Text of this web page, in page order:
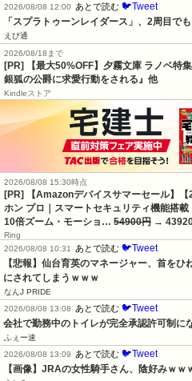
2026/08/08 12:00
あとで読む 🐦Tweet
「スプラトゥーンレイダース」、2周目で
えび通
2026/08/18まで
[PR] 【最大50%OFF】夕霧文庫 ラノベ特
銀狐の公爵に求愛行動をされる』他
Kindleストア
2026/08/08 15:30時点
[PR] 【Amazonデバイスサマーセール】
ホン プロ｜スマートセキュリティ機能搭
10倍ズーム・モーショ… 54900円 →
Ring
2026/08/08 10:31
あとで読む 🐦Tweet
【悲報】仙台育英のマネージャー、首を
にされてしまうｗｗｗ
なんJ PRIDE
2026/08/08 13:08
あとで読む 🐦Tweet
会社で勤務中のトイレが完全承認許可制に
ふぇー速
2026/08/08 13:09
あとで読む 🐦Tweet
【画像】JRAの女性騎手さん、陰好みｗｗ